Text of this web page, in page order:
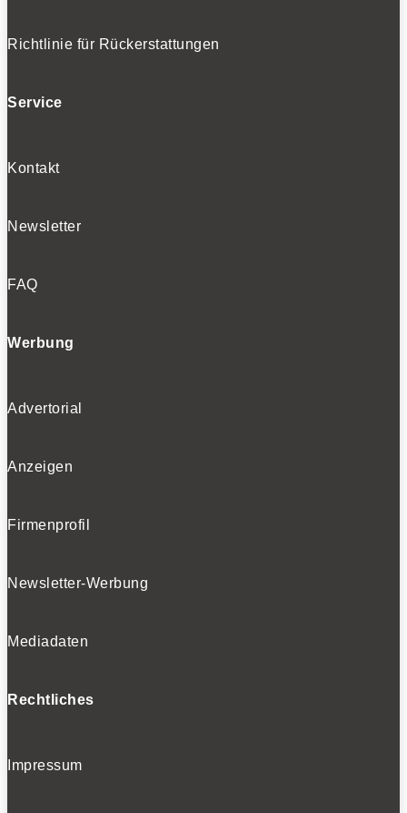
Richtlinie für Rückerstattungen
Service
Kontakt
Newsletter
FAQ
Werbung
Advertorial
Anzeigen
Firmenprofil
Newsletter-Werbung
Mediadaten
Rechtliches
Impressum